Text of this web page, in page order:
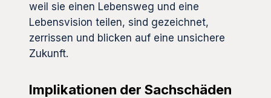
weil sie einen Lebensweg und eine
Lebensvision teilen, sind gezeichnet,
zerrissen und blicken auf eine unsichere
Zukunft.
Implikationen der Sachschäden